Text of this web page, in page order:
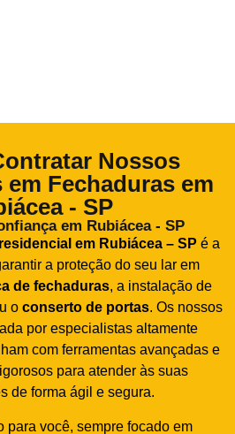
Nossos
Fechaduras em
- SP
em Rubiácea - SP
em Rubiácea – SP é a
a proteção do seu lar em
de fechaduras, a instalação de
o conserto de portas. Os nossos
por especialistas altamente
com ferramentas avançadas e
para atender às suas
de forma ágil e segura.
para você, sempre focado em